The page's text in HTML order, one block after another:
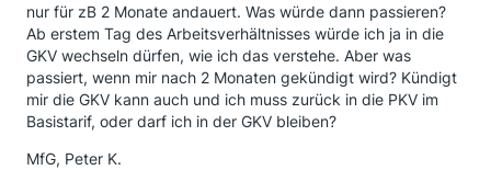
nur für zB 2 Monate andauert. Was würde dann passieren?
Ab erstem Tag des Arbeitsverhältnisses würde ich ja in die
GKV wechseln dürfen, wie ich das verstehe. Aber was
passiert, wenn mir nach 2 Monaten gekündigt wird? Kündigt
mir die GKV kann auch und ich muss zurück in die PKV im
Basistarif, oder darf ich in der GKV bleiben?
MfG, Peter K.